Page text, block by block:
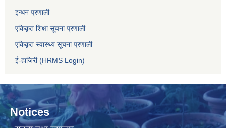
इन्धन प्रणाली
एकिकृत शिक्षा सूचना प्रणाली
एकिकृत स्वास्थ्य सूचना प्रणाली
ई-हाजिरी (HRMS Login)
Notices